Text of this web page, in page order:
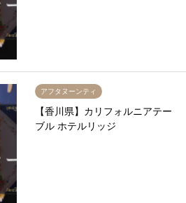
アフタヌーンティ
【香川県】カリフォルニアテー
ブル ホテルリッジ